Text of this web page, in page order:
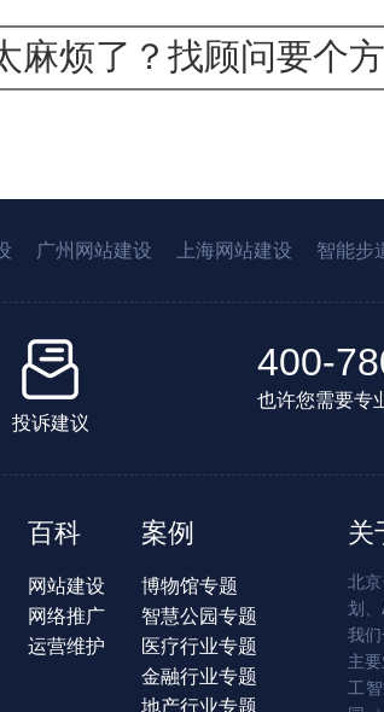
麻烦了？找顾问要个
广州网站建设 上海网站建设 智能步
投诉建议
400-
也许您需要专
百科
网站建设
网络推广
运营维护
案例
博物馆专题
智慧公园专题
医疗行业专题
金融行业专题
地产行业专题
关
北
划
我
主
工